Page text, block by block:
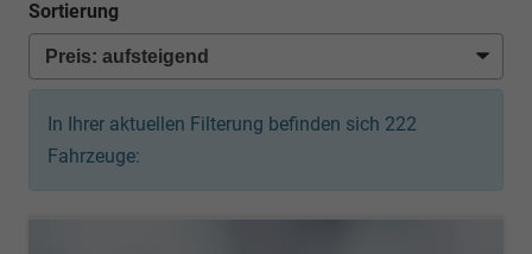
Sortierung
In Ihrer aktuellen Filterung befinden sich 222
Fahrzeuge: